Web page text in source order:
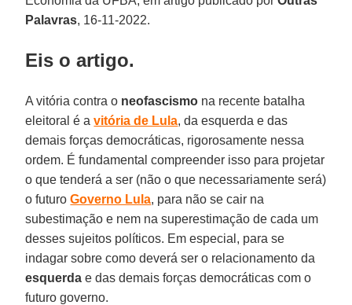
Palavras, 16-11-2022.
Eis o artigo.
A vitória contra o neofascismo na recente batalha
eleitoral é avitória de Lula, da esquerda e das
demais forças democráticas, rigorosamente nessa
ordem. É fundamental compreender isso para projetar
o que tenderá a ser (não o que necessariamente será)
o futuroGoverno Lula, para não se cair na
subestimação e nem na superestimação de cada um
desses sujeitos políticos. Em especial, para se
indagar sobre como deverá ser o relacionamento da
esquerda e das demais forças democráticas com o
futuro governo.